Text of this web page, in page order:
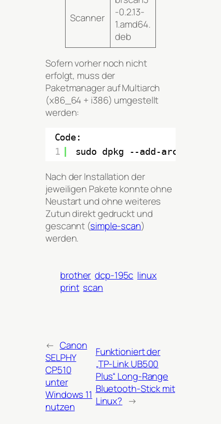
Scanner
-0.2.13-
1.amd64.
deb
Sofern vorher noch nicht
erfolgt, muss der
Paketmanager auf Multiarch
(x86_64 + i386) umgestellt
werden:
Code:
1
sudo dpkg --add-
Nach der Installation der
jeweiligen Pakete konnte ohne
Neustart und ohne weiteres
Zutun direkt gedruckt und
gescannt (simple-scan)
werden.
brother dcp-195c linux
print scan
← Canon
SELPHY
CP510
unter
Windows 11
nutzen
Funktioniert der
„TP-Link UB500
Plus“ Long-Range
Bluetooth-Stick mit
Linux? →